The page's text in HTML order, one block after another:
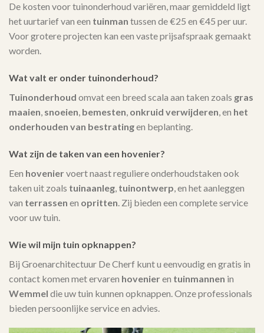
De kosten voor tuinonderhoud variëren, maar gemiddeld ligt
het uurtarief van een tuinman tussen de €25 en €45 per uur.
Voor grotere projecten kan een vaste prijsafspraak gemaakt
worden.
Wat valt er onder tuinonderhoud?
Tuinonderhoud omvat een breed scala aan taken zoals gras
maaien, snoeien, bemesten, onkruid verwijderen, en het
onderhouden van bestratingen beplanting.
Wat zijn de taken van een hovenier?
Een hoveniervoert naast reguliere onderhoudstaken ook
taken uit zoals tuinaanleg, tuinontwerp, en het aanleggen
van terrassen en opritten. Zij bieden een complete service
voor uw tuin.
Wie wil mijn tuin opknappen?
Bij Groenarchitectuur De Cherf kunt u eenvoudig en gratis in
contact komen met ervaren hovenieren tuinmannen in
Wemmel die uw tuin kunnen opknappen. Onze professionals
bieden persoonlijke service en advies.